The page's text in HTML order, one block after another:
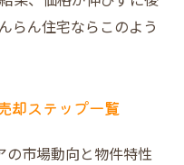
らん住宅ならこのよう
却ステップ一覧
市場動向と物件特性